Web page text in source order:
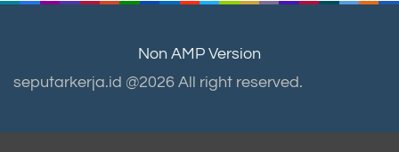
Non AMP Version
seputarkerja.id @2026 All right reserved.